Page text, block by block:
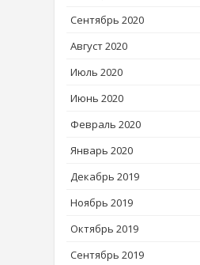
Сентябрь 2020
Август 2020
Июль 2020
Июнь 2020
Февраль 2020
Январь 2020
Декабрь 2019
Ноябрь 2019
Октябрь 2019
Сентябрь 2019